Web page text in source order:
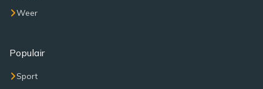
Weer
Populair
Sport